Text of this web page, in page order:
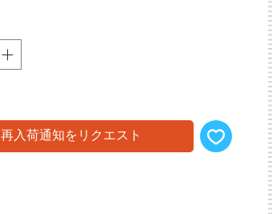
再入荷通知をリクエスト